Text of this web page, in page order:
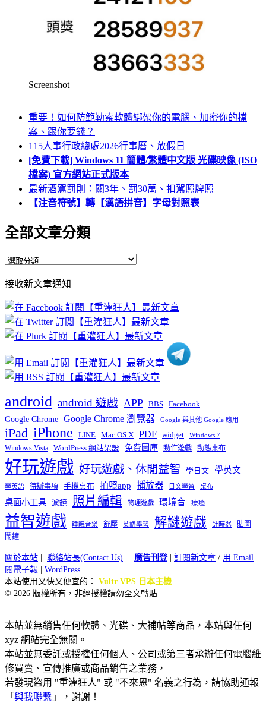
Screenshot
重要！如何防範勒索軟體綁架你的電腦、加密你的檔
案、跟你要錢？
115人事行政總處2026行事曆、放假日
[免費下載] Windows 11 簡體/繁體中文版 光碟映像 (ISO
檔案) 官方網站正式版本
最新酒駕罰則：關3年、罰30萬、扣駕照牌照
【注音符號】轉【漢語拼音】字母對照表
全部文章分類
全
文
章
分
類
接收新文章通知
android android 遊戲 APP BBS Facebook
Google Chrome Google Chrome 瀏覽器 Google 與其他 Google 應用
iPad iPhone LINE Mac OS X PDF widget Windows 7
Windows Vista WordPress 網站架設 免費圖庫 動作遊戲 動態桌布
好玩遊戲 好玩遊戲、休閒益智 學日文 學英文
學英語 待辦事項 手機桌布 拍照app 播放器 日文學習 桌布
桌面小工具 濾鏡 照片編輯 物理遊戲 環境音 療癒
益智遊戲 睡眠音樂 舒壓 英語學習 解謎遊戲 計時器
貼圖
鬧鐘
關於本站 聯絡站長(Contact Us) 廣告刊登| 訂閱新文章 / 用 Email
閱電子報
WordPress
本站使用又快又便宜的： Vultr VPS 日本主機
© 2026 版權所有，非經授權請勿全文轉貼
本站並無銷售任何軟體、光碟、大補帖等商品，本站與任何
xyz 網站完全無關。
本站並無委託或授權任何個人、公司或第三者承辦任何電腦維
修買賣、宣傳推廣或商品銷售之業務，
若發現盜用 "重灌狂人" 或 "不來恩" 名義之行為，請協助通報
「 與我聯繫 」，謝謝！